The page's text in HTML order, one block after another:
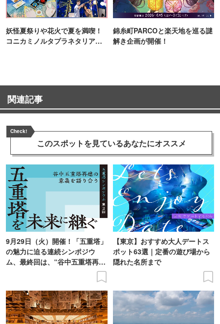
妖怪夏祭りや花火で夏を満喫！
コニカミノルタプラネタリア
錦糸町PARCOと楽天地を巡る謎
解き企画が開催！
関連記事
Check!
このスポットを見ているあなたにオススメ
9月29日（火）開催！「五重塔」
の魅力に迫る連続シンポジウ
ム、最終回は、“谷中五重塔再建
【東京】おすすめ大人デートス
ポット63選｜定番の遊び場から
隠れた名所まで